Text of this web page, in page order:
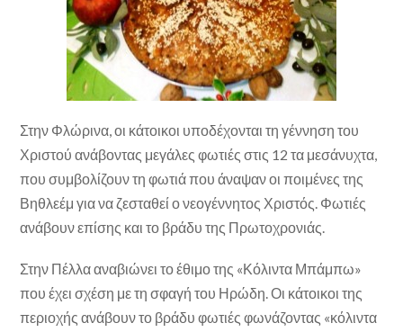
Στην Φλώρινα, οι κάτοικοι υποδέχονται τη γέννηση του
Χριστού ανάβοντας μεγάλες φωτιές στις 12 τα μεσάνυχτα,
που συμβολίζουν τη φωτιά που άναψαν οι ποιμένες της
Βηθλεέμ για να ζεσταθεί ο νεογέννητος Χριστός. Φωτιές
ανάβουν επίσης και το βράδυ της Πρωτοχρονιάς.
Στην Πέλλα αναβιώνει το έθιμο της «Κόλιντα Μπάμπω»
που έχει σχέση με τη σφαγή του Ηρώδη. Οι κάτοικοι της
περιοχής ανάβουν το βράδυ φωτιές φωνάζοντας «κόλιντα